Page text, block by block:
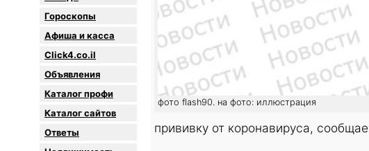
Гороскопы
Афиша и касса
Click4.co.il
Объявления
Каталог профи
Каталог сайтов
Oтветы
фото flash90. на фото: иллюстрация
прививку от коронавируса,